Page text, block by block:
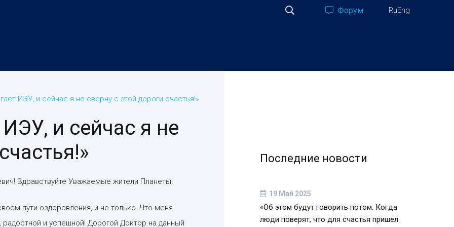
Форум RuEng
ИЭУ, и сейчас я не сверну с этой дороги счастья!»
и сейчас я не
Здравствуйте Уважаемые жители Планеты!
пути оздоровления, и не только. Что меня
и успешной! Дорогой Доктор на данный
Последние новости
19 Май 2025
«Об этом будут говорить потом. Когда
люди поверят, что для счастья пришел